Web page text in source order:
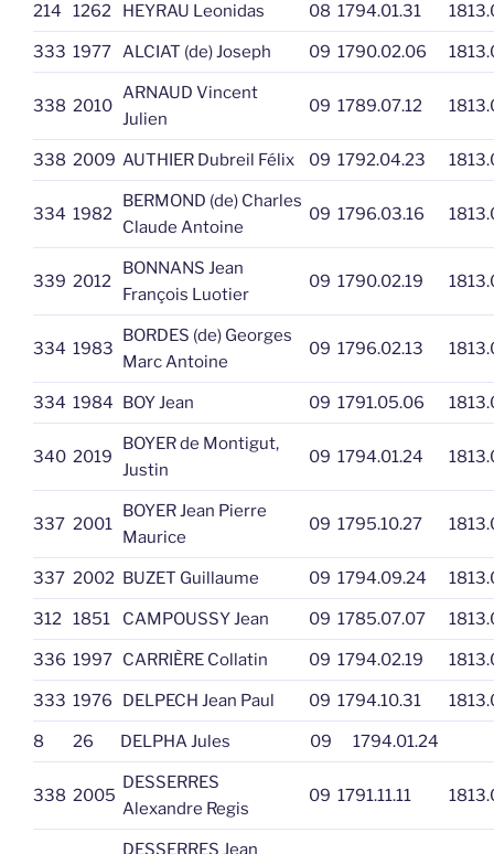
214 1262 HEYRAU Leonidas 08 1794.01.31
333 1977 ALCIAT (de) Joseph 09 1790.02.06
338 2010
ARNAUD Vincent
Julien
09 1789.07.12
338 2009 AUTHIER Dubreil Félix 09 1792.04.23
334 1982
BERMOND (de) Charles
Claude Antoine
09 1796.03.16
339 2012
BONNANS Jean
François Luotier
09 1790.02.19
334 1983
BORDES (de) Georges
Marc Antoine
09 1796.02.13
334 1984 BOY Jean 09 1791.05.06
340 2019
BOYER de Montigut,
Justin
09 1794.01.24
337 2001
BOYER Jean Pierre
Maurice
09 1795.10.27
337 2002 BUZET Guillaume 09 1794.09.24
312 1851 CAMPOUSSY Jean 09 1785.07.07
336 1997 CARRIÈRE Collatin 09 1794.02.19
333 1976 DELPECH Jean Paul 09 1794.10.31
8 26 DELPHA Jules 09 1794.01.24
338 2005
DESSERRES
Alexandre Regis
09 1791.11.11
DESSERRES Jean